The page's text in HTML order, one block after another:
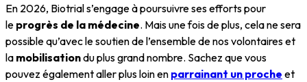
En 2026, Biotrial s’engage à poursuivre ses efforts pour
le progrès de la médecine. Mais une fois de plus, cela ne sera
possible qu’avec le soutien de l’ensemble de nos volontaires et
la mobilisationdu plus grand nombre. Sachez que vous
pouvez également aller plus loin en parrainant un proche et